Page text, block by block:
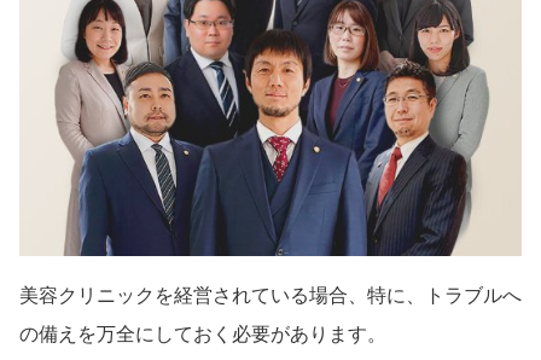
美容クリニックを経営されている場合、特に、トラブルへ
の備えを万全にしておく必要があります。